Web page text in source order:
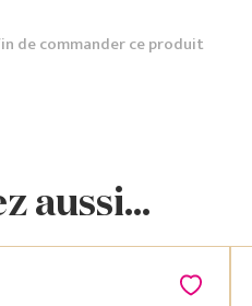
de commander ce produit
aussi...